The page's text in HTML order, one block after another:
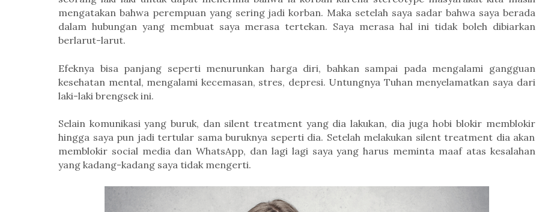
mengatakan bahwa perempuan yang sering jadi korban. Maka setelah saya sadar bahwa saya berada
dalam hubungan yang membuat sayamerasa tertekan. Saya merasa hal initidak boleh dibiarkan
berlarut-larut.
Efeknya bisa panjang seperti menurunkan harga diri, bahkan sampai padamengalami gangguan
kesehatan mental, mengalami kecemasan, stres, depresi. Untungnya Tuhan menyelamatkan saya dari
laki-laki brengsek ini.
Selain komunikasi yang buruk, dan silent treatment yang dia lakukan, dia juga hobi blokir memblokir
hingga saya pun jadi tertular sama buruknya seperti dia. Setelah melakukan silent treatment dia akan
memblokir social media dan WhatsApp, dan lagi lagi saya yang harus meminta maaf atas kesalahan
yang kadang-kadang saya tidak mengerti.